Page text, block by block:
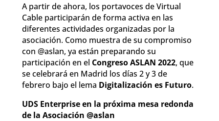
A partir de ahora, los portavoces de Virtual
Cable participarán de forma activa en las
diferentes actividades organizadas por la
asociación. Como muestra de su compromiso
con @aslan, ya están preparando su
participación en el Congreso ASLAN 2022, que
se celebrará en Madrid los días 2 y 3 de
febrero bajo el lema Digitalización es Futuro.
UDS Enterprise en la próxima mesa redonda
de la Asociación @aslan